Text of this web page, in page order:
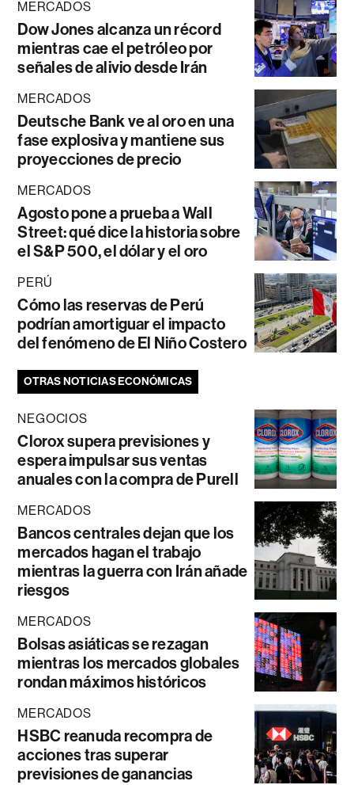
MERCADOS
Dow Jones alcanza un récord
mientras cae el petróleo por
señales de alivio desde Irán
MERCADOS
Deutsche Bank ve al oro en una
fase explosiva y mantiene sus
proyecciones de precio
MERCADOS
Agosto pone a prueba a Wall
Street: qué dice la historia sobre
el S&P 500, el dólar y el oro
PERÚ
Cómo las reservas de Perú
podrían amortiguar el impacto
del fenómeno de El Niño Costero
OTRAS NOTICIAS ECONÓMICAS
NEGOCIOS
Clorox supera previsiones y
espera impulsar sus ventas
anuales con la compra de Purell
MERCADOS
Bancos centrales dejan que los
mercados hagan el trabajo
mientras la guerra con Irán añade
riesgos
MERCADOS
Bolsas asiáticas se rezagan
mientras los mercados globales
rondan máximos históricos
MERCADOS
HSBC reanuda recompra de
acciones tras superar
previsiones de ganancias